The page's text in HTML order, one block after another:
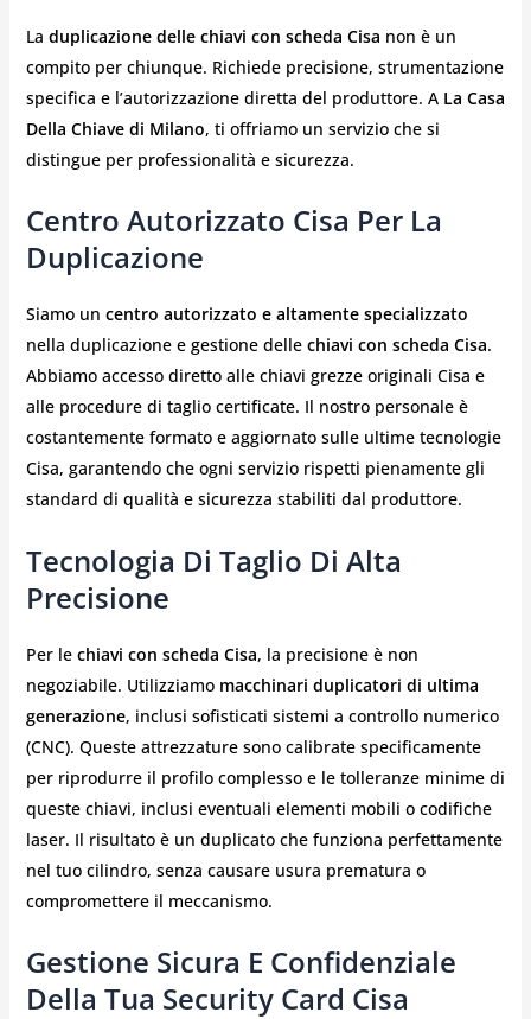
La duplicazione delle chiavi con scheda Cisa non è un
compito per chiunque. Richiede precisione, strumentazione
specifica e l’autorizzazione diretta del produttore. A La Casa
Della Chiave di Milano, ti offriamo un servizio che si
distingue per professionalità e sicurezza.
Centro Autorizzato Cisa Per La
Duplicazione
Siamo un centro autorizzato e altamente specializzato
nella duplicazione e gestione delle chiavi con scheda Cisa.
Abbiamo accesso diretto alle chiavi grezze originali Cisa e
alle procedure di taglio certificate. Il nostro personale è
costantemente formato e aggiornato sulle ultime tecnologie
Cisa, garantendo che ogni servizio rispetti pienamente gli
standard di qualità e sicurezza stabiliti dal produttore.
Tecnologia Di Taglio Di Alta
Precisione
Per le chiavi con scheda Cisa, la precisione è non
negoziabile. Utilizziamo macchinari duplicatori di ultima
generazione, inclusi sofisticati sistemi a controllo numerico
(CNC). Queste attrezzature sono calibrate specificamente
per riprodurre il profilo complesso e le tolleranze minime di
queste chiavi, inclusi eventuali elementi mobili o codifiche
laser. Il risultato è un duplicato che funziona perfettamente
nel tuo cilindro, senza causare usura prematura o
compromettere il meccanismo.
Gestione Sicura E Confidenziale
Della Tua Security Card Cisa